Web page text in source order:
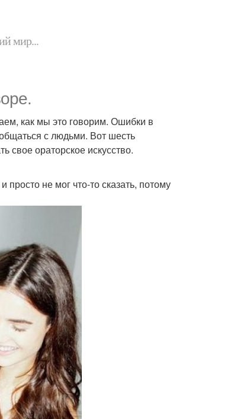
мир...
как мы это говорим. Ошибки в
с людьми. Вот шесть
свое ораторское искусство.
просто не мог что-то сказать, потому